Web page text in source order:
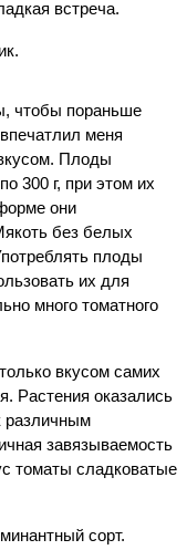
встреча.
чтобы пораньше
меня
Плоды
300 г, при этом их
они
без белых
плоды
их для
много томатного
вкусом самих
Растения оказались
различным
завязываемость
томаты сладковатые
сорт.